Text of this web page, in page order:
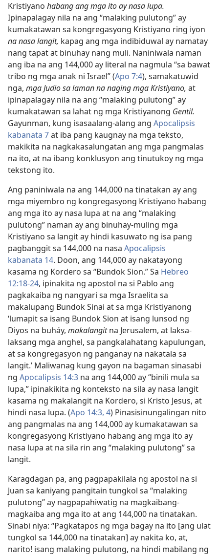
Kristiyano habang ang mga ito ay nasa lupa.
Ipinapalagay nila na ang “malaking pulutong” ay
kumakatawan sa kongregasyong Kristiyano ring iyon
na nasa langit, kapag ang mga indibiduwal ay namatay
nang tapat at binuhay nang muli. Naniniwala naman
ang iba na ang 144,000 ay literal na nagmula “sa bawat
tribo ng mga anak ni Israel” (Apo 7:4), samakatuwid
nga, mga Judio sa laman na naging mga Kristiyano, at
ipinapalagay nila na ang “malaking pulutong” ay
kumakatawan sa lahat ng mga Kristiyanong Gentil.
Gayunman, kung isasaalang-alang ang Apocalipsis
kabanata 7at iba pang kaugnay na mga teksto,
makikita na nagkakasalungatan ang mga pangmalas
na ito, at na ibang konklusyon ang tinutukoy ng mga
tekstong ito.
Ang paniniwala na ang 144,000 na tinatakan ay ang
mga miyembro ng kongregasyong Kristiyano habang
ang mga ito ay nasa lupa at na ang “malaking
pulutong” naman ay ang binuhay-muling mga
Kristiyano sa langit ay hindi kasuwato ng isa pang
pagbanggit sa 144,000 na nasa Apocalipsis
kabanata 14. Doon, ang 144,000 ay nakatayong
kasama ng Kordero sa “Bundok Sion.” Sa Hebreo
12:18-24, ipinakita ng apostol na si Pablo ang
pagkakaiba ng nangyari sa mga Israelita sa
makalupang Bundok Sinai at sa mga Kristiyanong
‘lumapit sa isang Bundok Sion at isang lunsod ng
Diyos na buháy, makalangitna Jerusalem, at laksa-
laksang mga anghel, sa pangkalahatang kapulungan,
at sa kongregasyon ng panganay na nakatala sa
langit.’ Maliwanag kung gayon na bagaman sinasabi
ng Apocalipsis 14:3 na ang 144,000 ay “binili mula sa
lupa,” ipinakikita ng konteksto na sila ay nasa langit
kasama ng makalangit na Kordero, si Kristo Jesus, at
hindi nasa lupa. (Apo 14:3, 4) Pinasisinungalingan nito
ang pangmalas na ang 144,000 ay kumakatawan sa
kongregasyong Kristiyano habang ang mga ito ay
nasa lupa at na sila rin ang “malaking pulutong” sa
langit.
Karagdagan pa, ang pagpapakilala ng apostol na si
Juan sa kaniyang pangitain tungkol sa “malaking
pulutong” ay nagpapahiwatig na magkaibang-
magkaiba ang mga ito at ang 144,000 na tinatakan.
Sinabi niya: “Pagkatapos ng mga bagay na ito [ang ulat
tungkol sa 144,000 na tinatakan] ay nakita ko, at,
narito! isang malaking pulutong, na hindi mabilang ng